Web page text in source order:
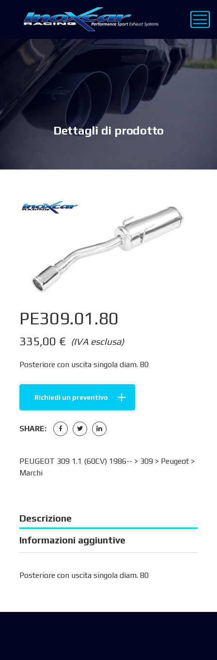
Dettagli di prodotto
PE309.01.80
(IVA esclusa)
335,00 €
Posteriore con uscita singola diam. 80
Richiedi un preventivo
SHARE:
PEUGEOT 309 1.1 (60CV) 1986-- > 309 > Peugeot >
Marchi
Descrizione
Informazioni aggiuntive
Posteriore con uscita singola diam. 80